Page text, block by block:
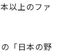
以上のファ
「日本の野